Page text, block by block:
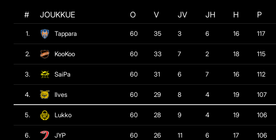
# JOUKKUE O V JV JH H P
1. Tappara 60 35 3 6 16 117
2. KooKoo 60 33 7 2 18 115
3. SaiPa 60 31 6 7 16 112
4. Ilves 60 29 8 4 19 107
5. Lukko 60 28 9 4 19 106
6. JYP 60 26 11 6 17 106